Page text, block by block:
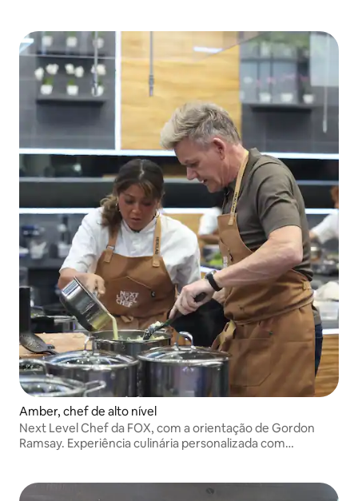
Amber, chef de alto nível
Next Level Chef da FOX, com a orientação de Gordon
Ramsay. Experiência culinária personalizada com